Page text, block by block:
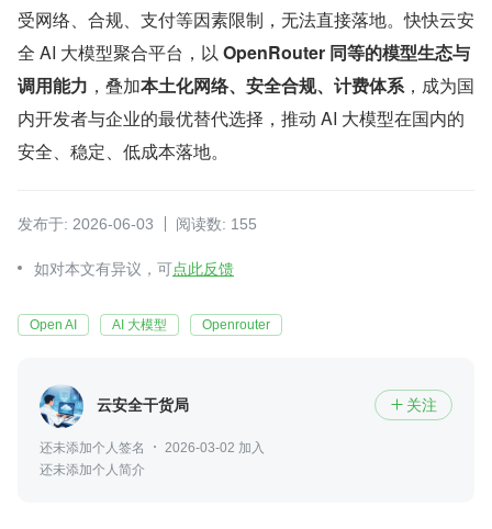
受网络、合规、支付等因素限制，无法直接落地。快快云安
全 AI 大模型聚合平台，以 OpenRouter 同等的模型生态与
调用能力 ，叠加本土化网络、安全合规、计费体系，成为国
内开发者与企业的最优替代选择，推动 AI 大模型在国内的
安全、稳定、低成本落地。
发布于: 2026-06-03 阅读数: 155
如对本文有异议，可点此反馈
Open AI AI 大模型 Openrouter
云安全干货局  关注
还未添加个人签名
2026-03-02 加入
还未添加个人简介